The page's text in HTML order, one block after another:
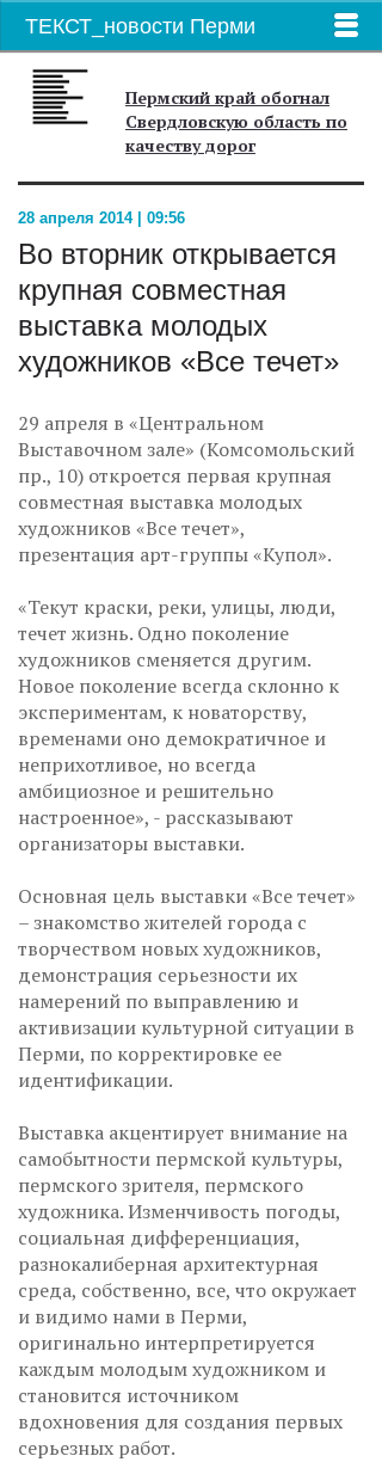
ТЕКСТ_новости Перми
Пермский край обогнал
Свердловскую область по
качеству дорог
28 апреля 2014 | 09:56
Во вторник открывается
крупная совместная
выставка молодых
художников «Все течет»
29 апреля в «Центральном
Выставочном зале» (Комсомольский
пр., 10) откроется первая крупная
совместная выставка молодых
художников «Все течет»,
презентация арт-группы «Купол».
«Текут краски, реки, улицы, люди,
течет жизнь. Одно поколение
художников сменяется другим.
Новое поколение всегда склонно к
экспериментам, к новаторству,
временами оно демократичное и
неприхотливое, но всегда
амбициозное и решительно
настроенное», - рассказывают
организаторы выставки.
Основная цель выставки «Все течет»
– знакомство жителей города с
творчеством новых художников,
демонстрация серьезности их
намерений по выправлению и
активизации культурной ситуации в
Перми, по корректировке ее
идентификации.
Выставка акцентирует внимание на
самобытности пермской культуры,
пермского зрителя, пермского
художника. Изменчивость погоды,
социальная дифференциация,
разнокалиберная архитектурная
среда, собственно, все, что окружает
и видимо нами в Перми,
оригинально интерпретируется
каждым молодым художником и
становится источником
вдохновения для создания первых
серьезных работ.